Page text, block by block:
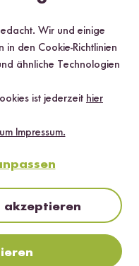
20
Cashewkerne
Wir und einige
in den Cookie-Richtlinien
ähnliche Technologien
ist jederzeit hier
Impressum.
akzeptieren